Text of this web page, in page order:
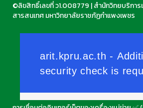
©ลิขสิทธิ์เลขที่ ว1.008779 |สำนักวิทยบริการ
สารสนเทศ มหาวิทยาลัยราชภัฏกำแพงเพชร